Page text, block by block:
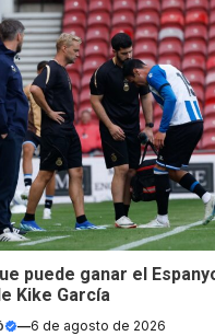
puede ganar el
Kike García
—6 de agosto de 2026